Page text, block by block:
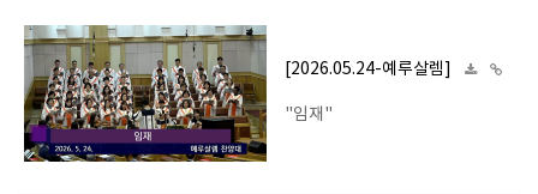
[2026.05.24-예루살렘]
"임재"